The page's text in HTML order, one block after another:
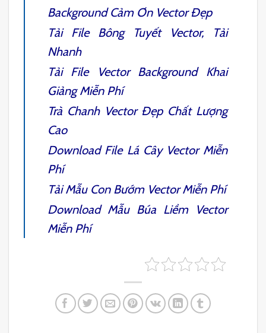
Background Cảm ƠnVector Đẹp
Tải File Bông Tuyết Vector, Tải
Nhanh
Tải File
Vector Background Khai
GiảngMiễn Phí
Trà Chanh VectorĐẹp Chất Lượng
Cao
Download File Lá Cây VectorMiễn
Phí
Tải Mẫu Con Bướm VectorMiễn Phí
Download Mẫu Búa Liềm Vector
Miễn Phí